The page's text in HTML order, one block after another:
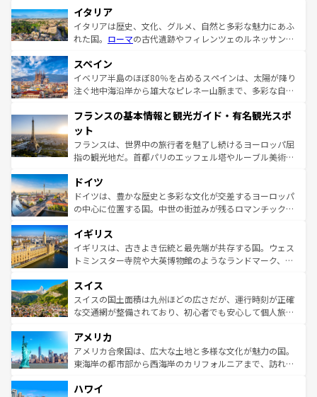
イタリア
イタリアは歴史、文化、グルメ、自然と多彩な魅力にあふ
れた国。 ローマの古代遺跡やフィレンツェのルネッサンス
ろん、トスカーナの美しい田園風景やアマルフィ海岸の絶
景など、自然景観も見逃せない。観光の合間には、本場の
ピザやパスタなど、絶品のイタリア料理を堪能することも
ませてくれるイタリアで、忘れられない旅をしてみよう！
なお、新着のイタリア情報は
しい。
スペイン
イベリア半島のほぼ80％を占めるスペインは、太陽が降り
注ぐ地中海沿岸から雄大なピレネー山脈まで、多彩な自然
文化が根付くこの国では、情熱的なフラメンコ、熱気あふ
れる闘牛、そして美味しいタパスが生活の一部となってい
る。首都マドリードの洗練された雰囲気や、バルセロナの
アートに溢れた街角から、地方では古代ローマ遺跡や中世
せる。地方によって風土や気候が異なるスペインはその個
性で訪れる人を魅了する。 なお、新着のスペイン情報は コ
ンテンツ一覧を参照してほしい。
フランスの基本情報と観光ガイド・有名観光スポ
ット
フランスは、世界中の旅行者を魅了し続けるヨーロッパ屈
指の観光地だ。首都パリのエッフェル塔やルーブル美術館
で、幅広い魅力が詰まっている。華麗な宮殿、歴史的な大
聖堂、美しいビーチ、そして豊かな自然が、訪れる者を心
から魅了する。また、フランスは美食の国としても知ら
いる。シャンパンの発祥地であるランス、プロヴァンスの
香り高いラベンダー畑など、多彩な楽しみ方が可能だ。さ
らに、パリ以外の地域にも魅力が溢れており、どの街角に
れる地方に足を運ぶとそれぞれで全く異なる文化を体験で
きるだろう。 なお、新着のフランス情報はコンテンツ一覧
を参照してほしい。
ドイツ
ドイツは、豊かな歴史と多彩な文化が交差するヨーロッパ
の中心に位置する国。中世の街並みが残るロマンチック街
顔を持つこの国は、どこを歩いても飽きることがない。ベ
ルリンの文化的活気、バイエルン州のアルプスの絶景、そ
してライン川沿いのワイン畑といった風景は必見。ビール
は、お酒好きな人にはぜひ体験してほしい。 なお、新着の
ドイツ情報はコンテンツ一覧を参照してほしい。
イギリス
イギリスは、古きよき伝統と最先端が共存する国。ウェス
トミンスター寺院や大英博物館のようなランドマーク、歴
リアごとに異なる魅力がある。また、優雅なアフタヌーン
ティー、ビール好きにはたまらない英国パブ、サッカー観
戦など、本場だからこそできる体験も豊富。イギリスを旅
ンツ一覧を参照してほしい。
スイス
スイスの国土面積は九州ほどの広さだが、運行時刻が正確
な交通網が整備されており、初心者でも安心して個人旅行
の建物がそのまま残る町や、スイスならではのユニークな
博物館もあり、アルプス観光だけでなく町歩きも満喫する
ことができる。国民の所得が高いため物価も高いが、旅行
ば市内交通費無料で観光を楽しむこともできる。 なお、新
アメリカ
アメリカ合衆国は、広大な土地と多様な文化が魅力の国。
東海岸の都市部から西海岸のカリフォルニアまで、訪れる
のような巨大都市は、観光、ショッピング、エンターテイ
ハワイ